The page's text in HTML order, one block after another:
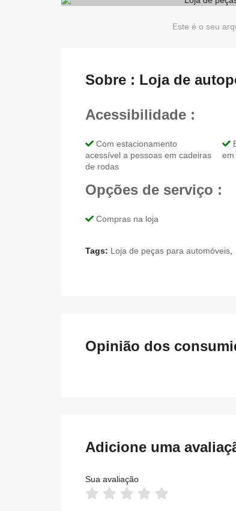
Este é o seu
Sobre : Loja de
Acessibilidade :
Com estacionamento
acessível a pessoas em cadeiras
de rodas
em
Opções de serviço :
Compras na loja
Tags: Loja de peças para automóveis
Opinião dos
Adicione uma
Sua avaliação